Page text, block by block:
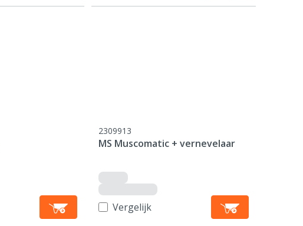
2309913
MS Muscomatic + vernevelaar
Vergelijk